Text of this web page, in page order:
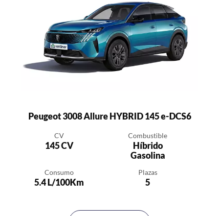
Peugeot 3008 Allure HYBRID 145 e-DCS6
CV
145 CV
Combustible
Híbrido
Gasolina
Consumo
5.4 L/100Km
Plazas
5